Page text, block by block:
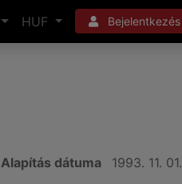
HUF Bejelentkezés
Alapítás dátuma 1993. 11. 01.